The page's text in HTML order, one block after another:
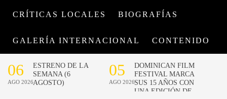
CRÍTICAS LOCALES BIOGRAFÍAS
GALERÍA INTERNACIONAL CONTENIDO